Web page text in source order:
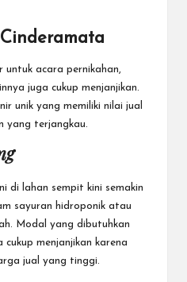
untuk acara pernikahan,
juga cukup menjanjikan.
unik yang memiliki nilai jual
yang terjangkau.
di lahan sempit kini semakin
sayuran hidroponik atau
Modal yang dibutuhkan
menjanjikan karena
jual yang tinggi.